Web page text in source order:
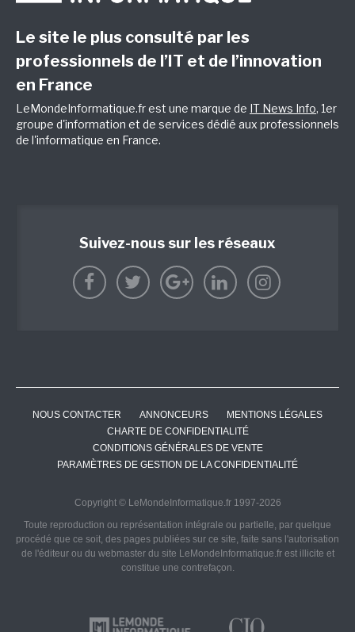
Le site le plus consulté par les
professionnels de l’IT et de l’innovation
en France
LeMondeInformatique.fr est une marque de IT News Info, 1er
groupe d'information et de services dédié aux professionnels
de l'informatique en France.
Suivez-nous sur les réseaux
NOUS CONTACTER ANNONCEURS
MENTIONS LÉGALES
CHARTE DE CONFIDENTIALITÉ
CONDITIONS GÉNÉRALES DE VENTE
PARAMÈTRES DE GESTION DE LA CONFIDENTIALITÉ
Copyright © LeMondeInformatique.fr 1997-2026
Toute reproduction ou représentation intégrale ou partielle, par quelque
procédé que ce soit, des pages publiées sur ce site, faite sans l'autorisation
de l'éditeur ou du webmaster du site LeMondeInformatique.fr est illicite et
constitue une contrefaçon.